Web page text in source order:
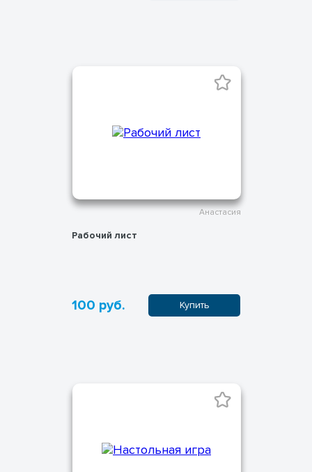
Анастасия
Рабочий лист
100 руб. Купить